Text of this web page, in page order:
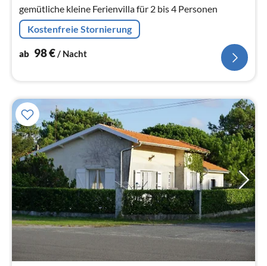
gemütliche kleine Ferienvilla für 2 bis 4 Personen
Kostenfreie Stornierung
ab 98€/ Nacht